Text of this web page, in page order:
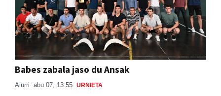
Babes zabala jaso du Ansak
Aiurri abu 07, 13:55 URNIETA